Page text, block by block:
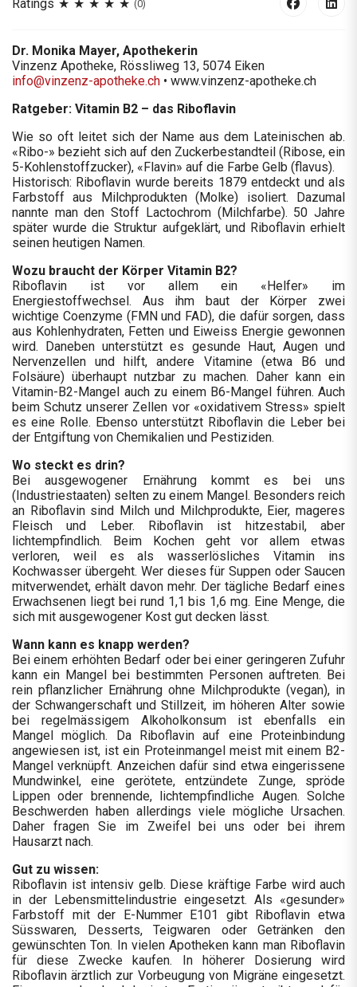
Ratings (0)
Dr. Monika Mayer, Apothekerin
Vinzenz Apotheke, Rössliweg 13, 5074 Eiken
info@vinzenz-apotheke.ch • www.vinzenz-apotheke.ch
Ratgeber: Vitamin B2 – das Riboflavin
Wie so oft leitet sich der Name aus dem Lateinischen ab.
«Ribo-» bezieht sich auf den Zuckerbestandteil (Ribose, ein
5-Kohlenstoffzucker), «Flavin» auf die Farbe Gelb (flavus).
Historisch: Riboflavin wurde bereits 1879 entdeckt und als
Farbstoff aus Milchprodukten (Molke) isoliert. Dazumal
nannte man den Stoff Lactochrom (Milchfarbe). 50 Jahre
später wurde die Struktur aufgeklärt, und Riboflavin erhielt
seinen heutigen Namen.
Wozu braucht der Körper Vitamin B2?
Riboflavin ist vor allem ein «Helfer» im
Energiestoffwechsel. Aus ihm baut der Körper zwei
wichtige Coenzyme (FMN und FAD), die dafür sorgen, dass
aus Kohlenhydraten, Fetten und Eiweiss Energie gewonnen
wird. Daneben unterstützt es gesunde Haut, Augen und
Nervenzellen und hilft, andere Vitamine (etwa B6 und
Folsäure) überhaupt nutzbar zu machen. Daher kann ein
Vitamin-B2-Mangel auch zu einem B6-Mangel führen. Auch
beim Schutz unserer Zellen vor «oxidativem Stress» spielt
es eine Rolle. Ebenso unterstützt Riboflavin die Leber bei
der Entgiftung von Chemikalien und Pestiziden.
Wo steckt es drin?
Bei ausgewogener Ernährung kommt es bei uns
(Industriestaaten) selten zu einem Mangel. Besonders reich
an Riboflavin sind Milch und Milchprodukte, Eier, mageres
Fleisch und Leber. Riboflavin ist hitzestabil, aber
lichtempfindlich. Beim Kochen geht vor allem etwas
verloren, weil es als wasserlösliches Vitamin ins
Kochwasser übergeht. Wer dieses für Suppen oder Saucen
mitverwendet, erhält davon mehr. Der tägliche Bedarf eines
Erwachsenen liegt bei rund 1,1 bis 1,6 mg. Eine Menge, die
sich mit ausgewogener Kost gut decken lässt.
Wann kann es knapp werden?
Bei einem erhöhten Bedarf oder bei einer geringeren Zufuhr
kann ein Mangel bei bestimmten Personen auftreten. Bei
rein pflanzlicher Ernährung ohne Milchprodukte (vegan), in
der Schwangerschaft und Stillzeit, im höheren Alter sowie
bei regelmässigem Alkoholkonsum ist ebenfalls ein
Mangel möglich. Da Riboflavin auf eine Proteinbindung
angewiesen ist, ist ein Proteinmangel meist mit einem B2-
Mangel verknüpft. Anzeichen dafür sind etwa eingerissene
Mundwinkel, eine gerötete, entzündete Zunge, spröde
Lippen oder brennende, lichtempfindliche Augen. Solche
Beschwerden haben allerdings viele mögliche Ursachen.
Daher fragen Sie im Zweifel bei uns oder bei ihrem
Hausarzt nach.
Gut zu wissen:
Riboflavin ist intensiv gelb. Diese kräftige Farbe wird auch
in der Lebensmittelindustrie eingesetzt. Als «gesunder»
Farbstoff mit der E-Nummer E101 gibt Riboflavin etwa
Süsswaren, Desserts, Teigwaren oder Getränken den
gewünschten Ton. In vielen Apotheken kann man Riboflavin
für diese Zwecke kaufen. In höherer Dosierung wird
Riboflavin ärztlich zur Vorbeugung von Migräne eingesetzt.